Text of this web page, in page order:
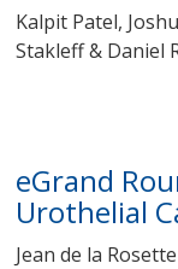
Kalpit Patel,
Stakleff & Daniel
eGrand
Urothelial
Jean de la